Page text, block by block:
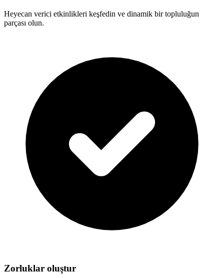
Heyecan verici etkinlikleri keşfedin ve dinamik bir topluluğun
parçası olun.
Zorluklar oluştur